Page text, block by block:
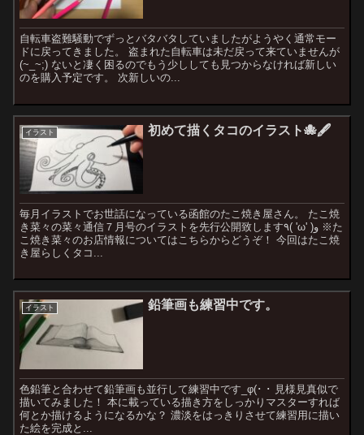
自転車盗難騒動でずっとバタバタしていましたがようやく通常モー
ドに戻ってきました。 盗まれた自転車は未だ戻って来ていませんが
(~_~;) ないと凄く困るのでもう少ししても見つからなければ新しい
のを購入予定です。 次新しいの...
イラスト 初めて描くタコのイラスト🐙🖋
毎月イラストでお世話になっている函館のたこ焼き屋さん。 たこ焼
き菜々の菜々通信７月号のイラストを先行公開致します٩( 'ω' )و ※た
こ焼き菜々のお店情報についてはこちらからどうぞ！ 今回はたこ焼
き屋らしくタコ...
イラスト 鉛筆画も練習中です。
色鉛筆と合わせて鉛筆画も並行して練習中です_φ(･ ･ 見様見真似で
描いてみました！ 本に載っている描き方をしっかりマスターすれば
何とか描けるようになるかな？ 濃淡をはっきりさせて練習用に描い
た絵を完成と...